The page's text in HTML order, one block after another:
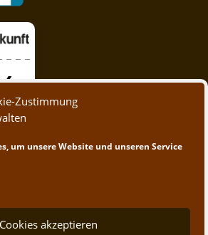
Zustimmung
um unsere Website und unseren Service
Cookies akzeptieren